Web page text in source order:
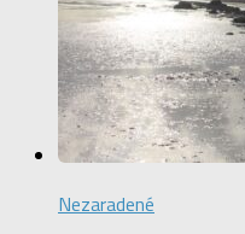
Nezaradené